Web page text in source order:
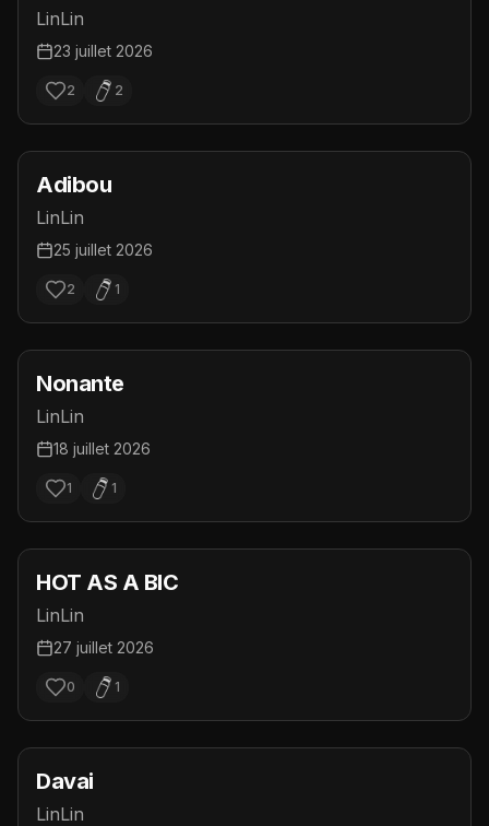
LinLin
23 juillet 2026
2 2
Adibou
LinLin
25 juillet 2026
2 1
Nonante
LinLin
18 juillet 2026
1 1
HOT AS A BIC
LinLin
27 juillet 2026
0 1
Davai
LinLin